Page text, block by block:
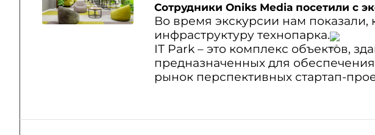
Сотрудники Oniks Media посетили с
Во время экскурсии нам
инфраструктуру технопарка.
IT Park – это комплекс объектов,
предназначенных для
рынок перспективных стартап-